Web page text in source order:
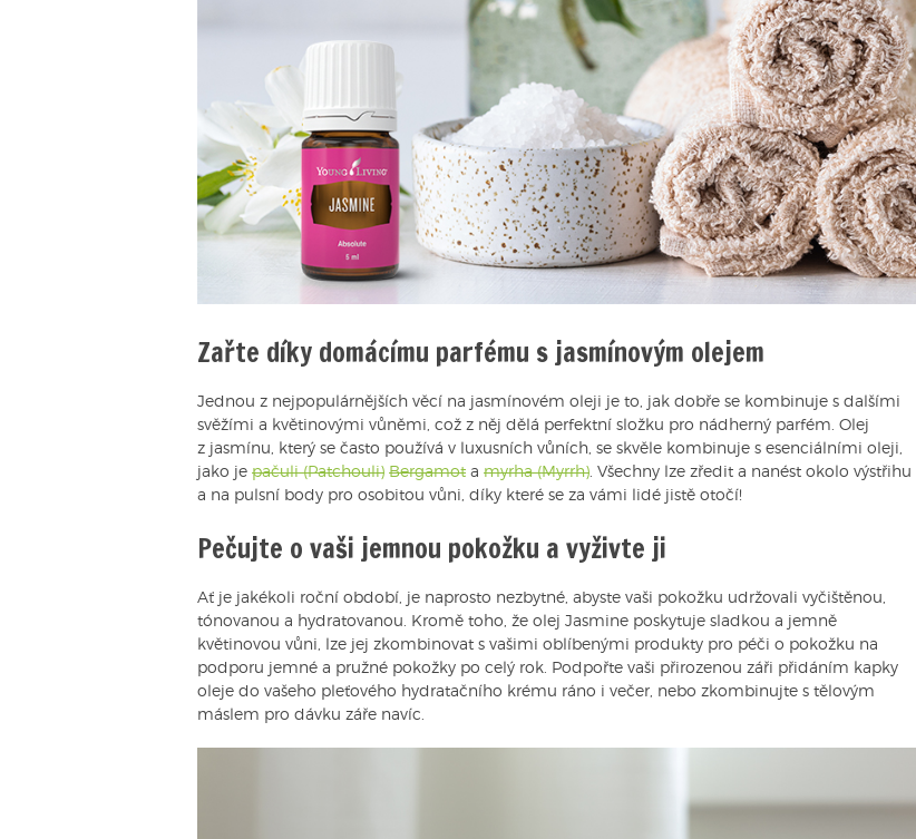
Zařte díky domácímu parfému s jasmínovým olejem
Jednou z nejpopulárnějších věcí na jasmínovém oleji je to, jak dobře se kombinuje s dalšími
svěžími a květinovými vůněmi, což z něj dělá perfektní složku pro nádherný parfém. Olej
z jasmínu, který se často používá v luxusních vůních, se skvěle kombinuje s esenciálními oleji,
jako je pačuli (Patchouli) Bergamot a myrha (Myrrh). Všechny lze zředit a nanést okolo výstřihu
a na pulsní body pro osobitou vůni, díky které se za vámi lidé jistě otočí!
Pečujte o vaši jemnou pokožku a vyživte ji
Ať je jakékoli roční období, je naprosto nezbytné, abyste vaši pokožku udržovali vyčištěnou,
tónovanou a hydratovanou. Kromě toho, že olej Jasmine poskytuje sladkou a jemně
květinovou vůni, lze jej zkombinovat s vašimi oblíbenými produkty pro péči o pokožku na
podporu jemné a pružné pokožky po celý rok. Podpořte vaši přirozenou záři přidáním kapky
oleje do vašeho pleťového hydratačního krému ráno i večer, nebo zkombinujte s tělovým
máslem pro dávku záře navíc.